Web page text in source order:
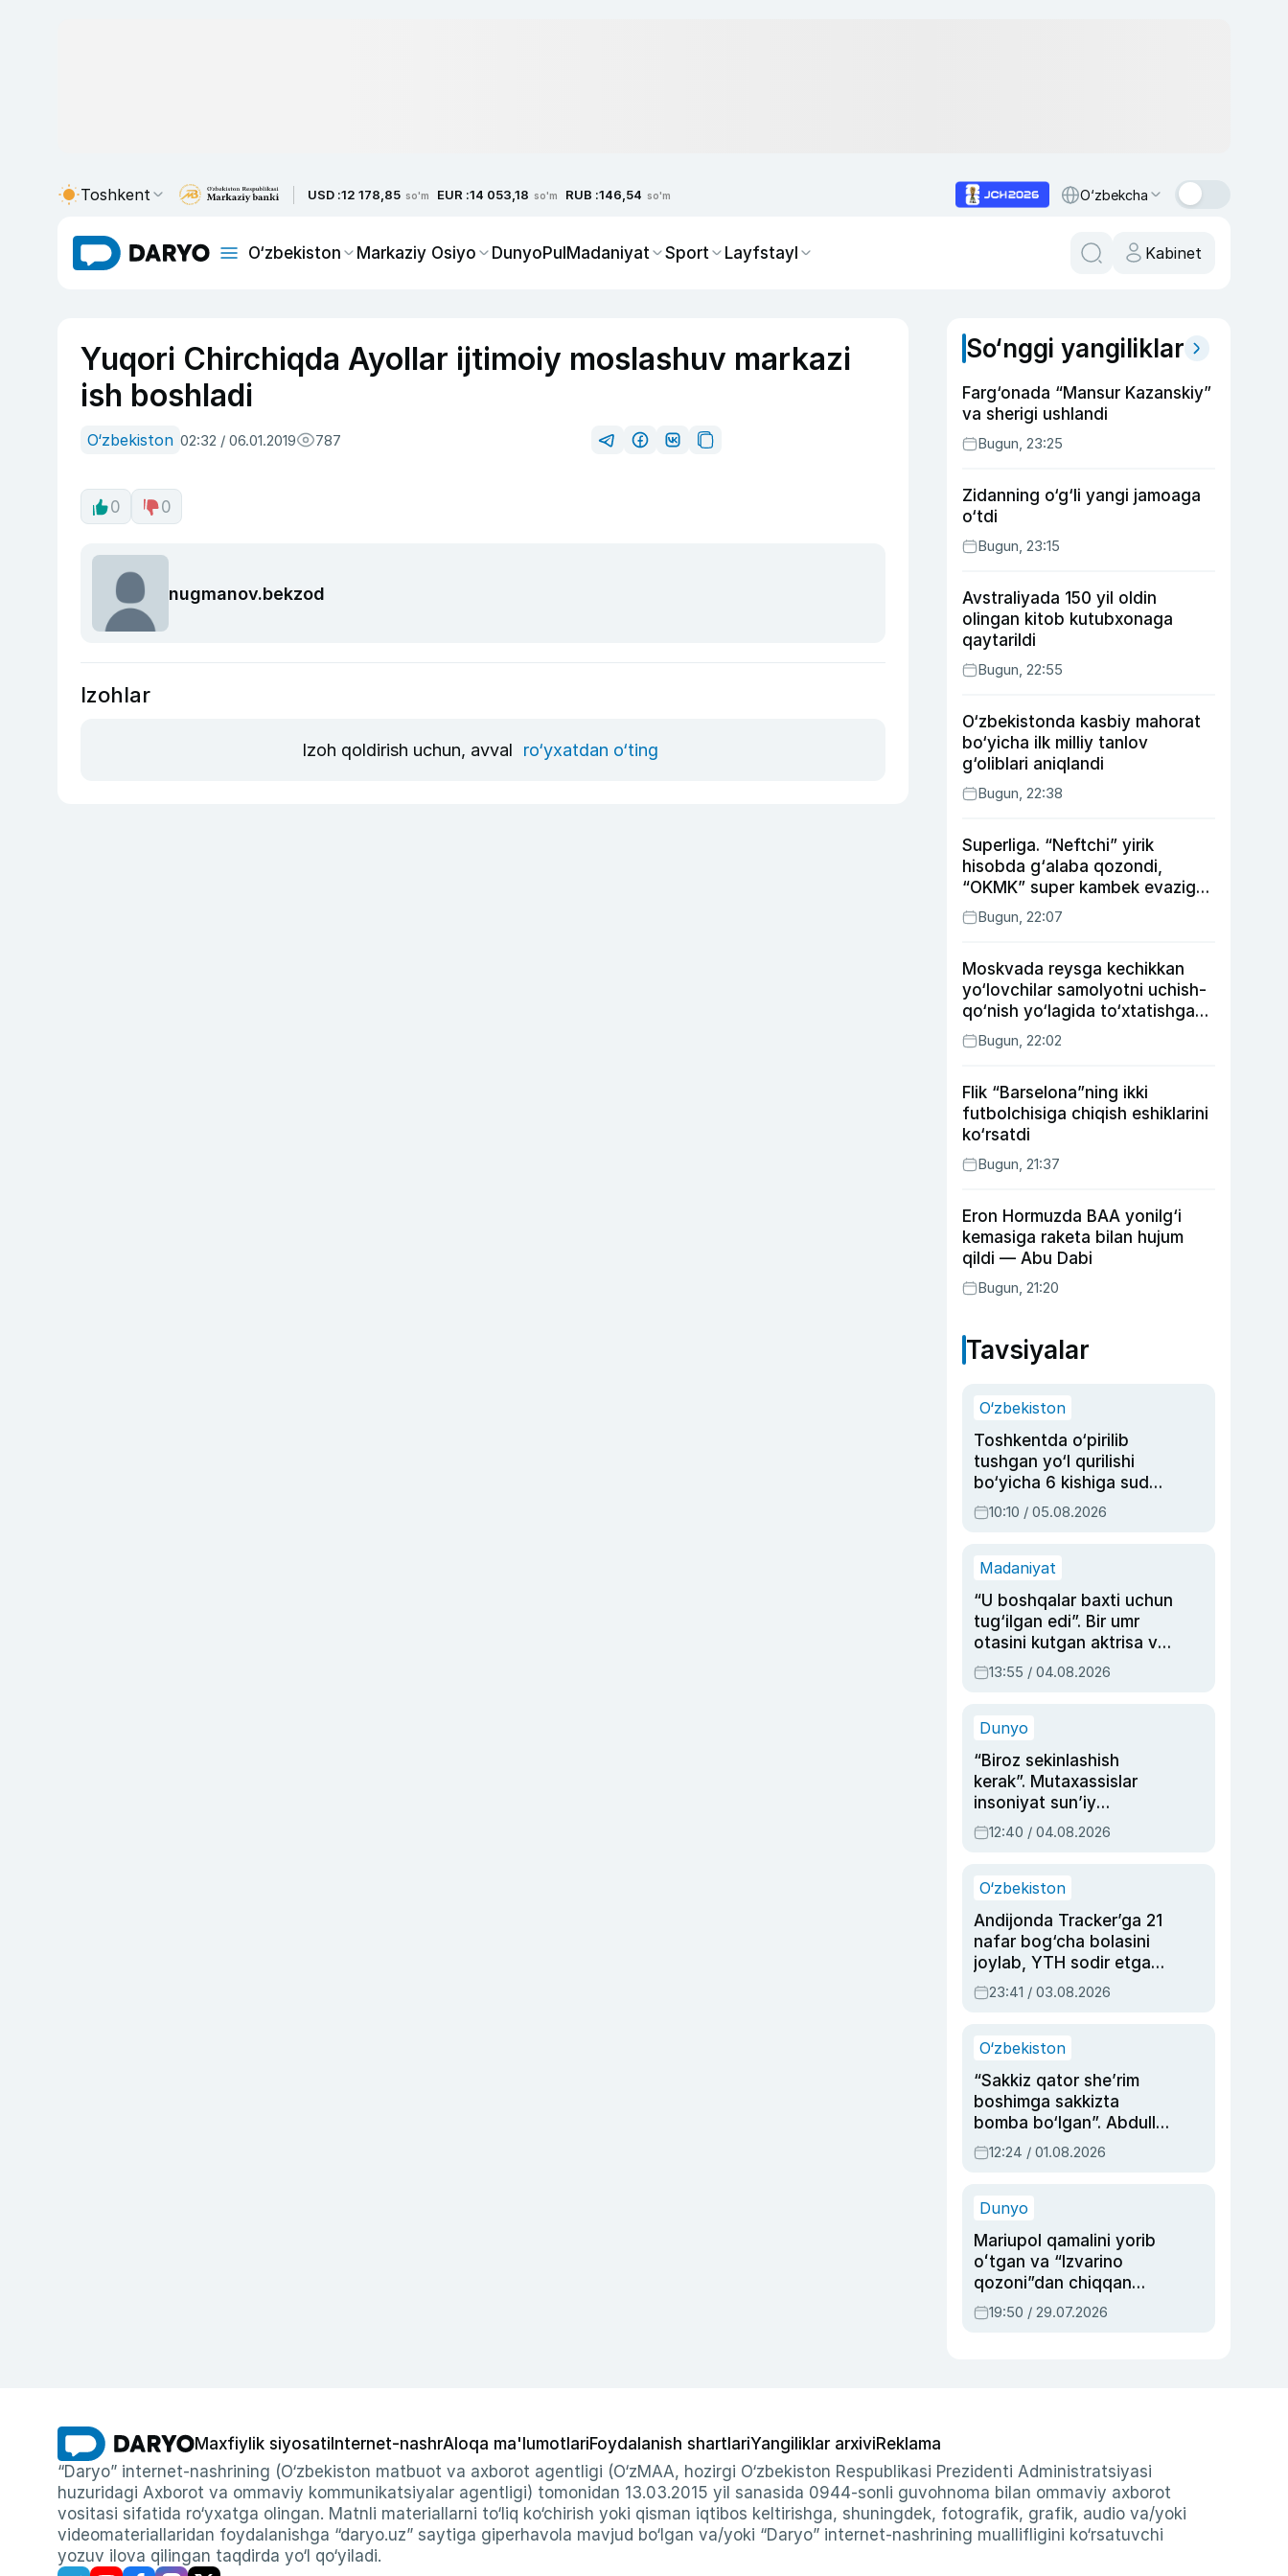
Toshkent USD :12 178,85 so'm EUR :14 053,18 so'm RUB :146,54 so'm O‘zbekcha
O‘zbekiston Markaziy Osiyo DunyoPulMadaniyat Sport Layfstayl Kabinet
Yuqori Chirchiqda Ayollar ijtimoiy moslashuv markazi
ish boshladi
O‘zbekiston 02:32 / 06.01.2019 787
0 0
nugmanov.bekzod
Izohlar
Izoh qoldirish uchun, avval ro‘yxatdan o‘ting
So‘nggi yangiliklar
Farg‘onada “Mansur Kazanskiy”
va sherigi ushlandi
Bugun, 23:25
Zidanning o‘g‘li yangi jamoaga
o‘tdi
Bugun, 23:15
Avstraliyada 150 yil oldin
olingan kitob kutubxonaga
qaytarildi
Bugun, 22:55
O‘zbekistonda kasbiy mahorat
bo‘yicha ilk milliy tanlov
g‘oliblari aniqlandi
Bugun, 22:38
Superliga. “Neftchi” yirik
hisobda g‘alaba qozondi,
“OKMK” super kambek evaziga
“Bunyodkor”dan ustun keldi,
“Nasaf” durang qayd etdi
Bugun, 22:07
Moskvada reysga kechikkan
yo‘lovchilar samolyotni uchish-
qo‘nish yo‘lagida to‘xtatishga
urindi (video)
Bugun, 22:02
Flik “Barselona”ning ikki
futbolchisiga chiqish eshiklarini
ko‘rsatdi
Bugun, 21:37
Eron Hormuzda BAA yonilg‘i
kemasiga raketa bilan hujum
qildi — Abu Dabi
Bugun, 21:20
Tavsiyalar
O‘zbekiston
Toshkentda o‘pirilib
tushgan yo‘l qurilishi
bo‘yicha 6 kishiga sud
hukmi o‘qildi
10:10 / 05.08.2026
Madaniyat
“U boshqalar baxti uchun
tug‘ilgan edi”. Bir umr
otasini kutgan aktrisa va
dublyaj ustasi Rimma
Ahmedovaning
13:55 / 04.08.2026
Dunyo
“Biroz sekinlashish
kerak”. Mutaxassislar
insoniyat sun’iy
intellektni boshqara
olmay qolishidan xavotir
12:40 / 04.08.2026
O‘zbekiston
Andijonda Tracker’ga 21
nafar bog‘cha bolasini
joylab, YTH sodir etgan
ayolga sud hukmi o‘qildi
23:41 / 03.08.2026
O‘zbekiston
“Sakkiz qator she’rim
boshimga sakkizta
bomba bo‘lgan”. Abdulla
Oripovni siyosiy
ayblovlardan asrab
12:24 / 01.08.2026
Dunyo
Mariupol qamalini yorib
oʻtgan va “Izvarino
qozoni”dan chiqqan
qahramon — Ukraina
armiyasi bosh
19:50 / 29.07.2026
Maxfiylik siyosati Internet-nashrAloqa ma'lumotlariFoydalanish shartlariYangiliklar arxiviReklama
“Daryo” internet-nashrining (O‘zbekiston matbuot va axborot agentligi (O‘zMAA, hozirgi O‘zbekiston Respublikasi Prezidenti Administratsiyasi
huzuridagi Axborot va ommaviy kommunikatsiyalar agentligi) tomonidan 13.03.2015 yil sanasida 0944-sonli guvohnoma bilan ommaviy axborot
vositasi sifatida ro‘yxatga olingan. Matnli materiallarni to‘liq ko‘chirish yoki qisman iqtibos keltirishga, shuningdek, fotografik, grafik, audio va/yoki
videomateriallaridan foydalanishga “daryo.uz” saytiga giperhavola mavjud bo‘lgan va/yoki “Daryo” internet-nashrining muallifligini ko‘rsatuvchi
yozuv ilova qilingan taqdirda yo‘l qo‘yiladi.